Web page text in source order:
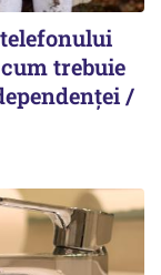
trebuie
/